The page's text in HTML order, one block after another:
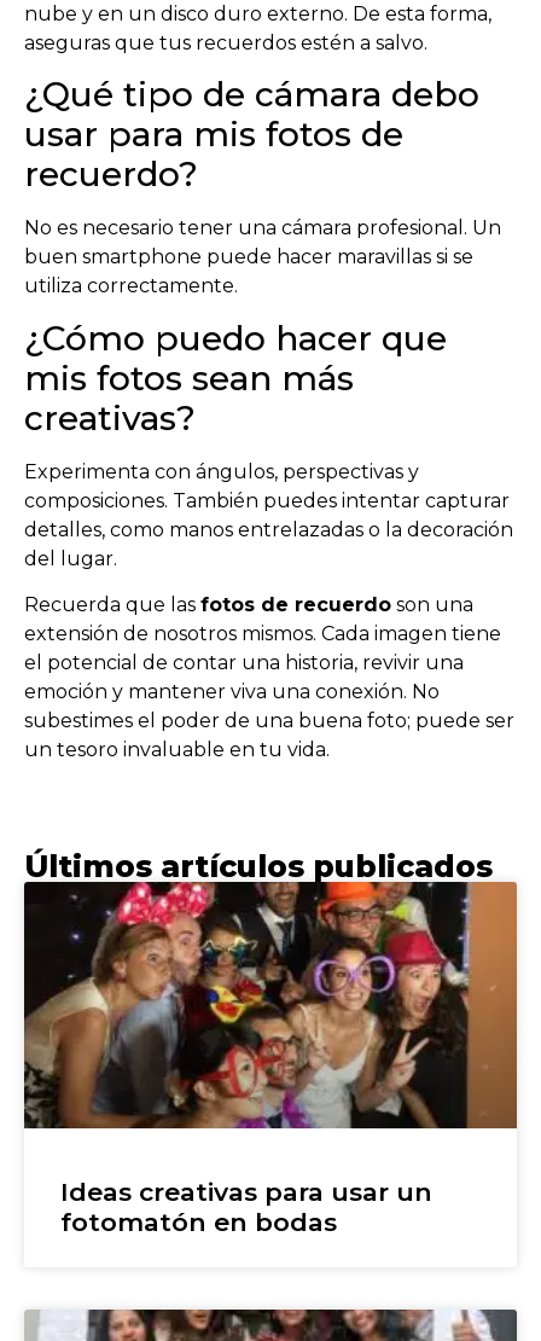
nube y en un disco duro externo. De esta forma,
aseguras que tus recuerdos estén a salvo.
¿Qué tipo de cámara debo
usar para mis fotos de
recuerdo?
No es necesario tener una cámara profesional. Un
buen smartphone puede hacer maravillas si se
utiliza correctamente.
¿Cómo puedo hacer que
mis fotos sean más
creativas?
Experimenta con ángulos, perspectivas y
composiciones. También puedes intentar capturar
detalles, como manos entrelazadas o la decoración
del lugar.
Recuerda que las fotos de recuerdo son una
extensión de nosotros mismos. Cada imagen tiene
el potencial de contar una historia, revivir una
emoción y mantener viva una conexión. No
subestimes el poder de una buena foto; puede ser
un tesoro invaluable en tu vida.
Últimos artículos publicados
Ideas creativas para usar un
fotomatón en bodas